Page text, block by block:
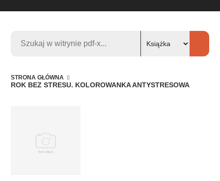
STRONA GŁÓWNA
ROK BEZ STRESU. KOLOROWANKA ANTYSTRESOWA